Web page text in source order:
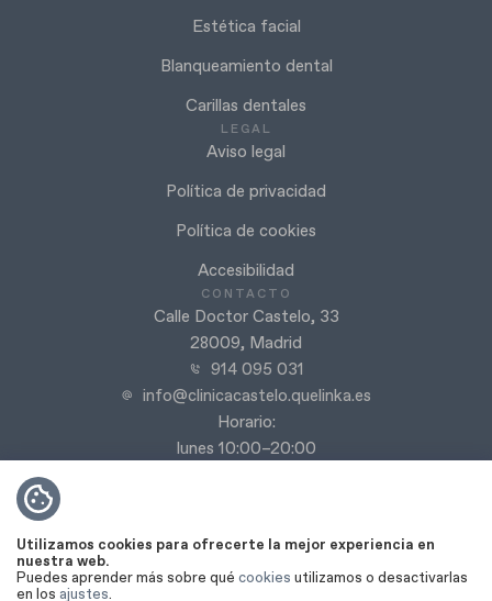
Estética facial
Blanqueamiento dental
Carillas dentales
LEGAL
Aviso legal
Política de privacidad
Política de cookies
Accesibilidad
CONTACTO
Calle Doctor Castelo, 33
28009, Madrid
914 095 031
info@clinicacastelo.quelinka.es
Horario:
lunes 10:00–20:00
viernes 9:00–18:00
Sábado y domingo cerrado
Utilizamos cookies para ofrecerte la mejor experiencia en
nuestra web.
Puedes aprender más sobre qué cookies utilizamos o desactivarlas
en los ajustes.